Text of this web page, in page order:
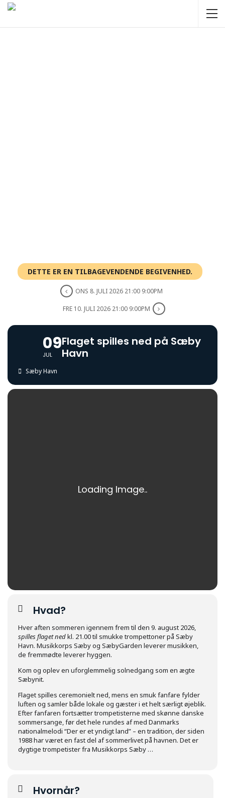
DETTE ER EN TILBAGEVENDENDE BEGIVENHED.
ONS 8. JULI 2026 21:00 9:00PM
FRE 10. JULI 2026 21:00 9:00PM
09
JUL
Flaget spilles ned på Sæby
Havn
Sæby Havn
Hvad?
Hver aften sommeren igennem frem til den 9. august 2026,
spilles flaget nedkl. 21.00 til smukke trompettoner på Sæby
Havn. Musikkorps Sæby og SæbyGarden leverer musikken,
de fremmødte leverer hyggen.
Kom og oplev en uforglemmelig solnedgang som en ægte
Sæbynit.
Flaget spilles ceremonielt ned, mens en smuk fanfare fylder
luften og samler både lokale og gæster i et helt særligt øjeblik.
Efter fanfaren fortsætter trompetisterne med skønne danske
sommersange, før det hele rundes af med Danmarks
nationalmelodi “Der er et yndigt land” – en tradition, der siden
1988 har været en fast del af sommerlivet på havnen. Det er
dygtige trompetister fra Musikkorps Sæby …
Hvornår?